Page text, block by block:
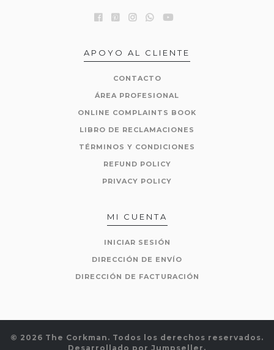
APOYO AL CLIENTE
CONTACTO
ÁREA PROFESIONAL
ONLINE COMPLAINTS BOOK
LIBRO DE RECLAMACIONES
TÉRMINOS Y CONDICIONES
REFUND POLICY
PRIVACY POLICY
MI CUENTA
INICIAR SESIÓN
DIRECCIÓN DE ENVÍO
DIRECCIÓN DE FACTURACIÓN
© 2026 The Corkman. Todos los derechos reservados.
Desarrollado por Jumpseller .